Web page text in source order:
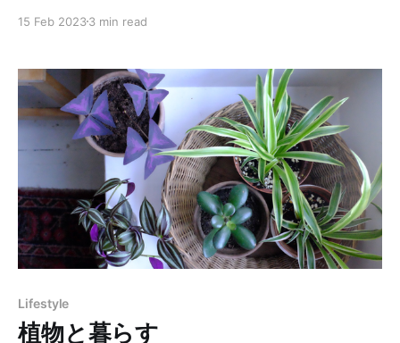
蜂蜜が大好きです。 エディンバラの家の近所にも蜂蜜屋
「叔母さんの蜂蜜の味は…」と思い出しながら沢山の蜂
蜜を試食させてもらいましたが、残念ながら同じ味は見
つかりませんでした。それでもいくつかお気に入りをセ
レクト。店主のオススメお手製蜜蝋キャンドルも一緒に
購入することにしました。 蜜蝋キャンドルは見た目も可
愛いですが、ススが出にくく、お部屋の空気を清浄する
効果があるという事で、部屋の料理の匂いがちょっと気
になる時にも点灯したりします。 花粉がもたらした天然
色の黄色いキャンドルは、ファーマーズマーケットに売
っている濃厚なバターを思い起こさせます。 火を灯すと
の冬は長くて薄暗いのが有名ですが、2月の平均日照時
間はたったの4時間ほど。太陽の光が恋しくなる季節だ
15 Feb 20233 min read
Lifestyle
植物と暮らす